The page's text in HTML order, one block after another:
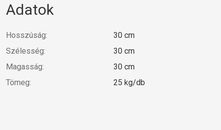
Adatok
Hosszúság:
30 cm
Szélesség:
30 cm
Magasság:
30 cm
Tömeg:
25 kg/db